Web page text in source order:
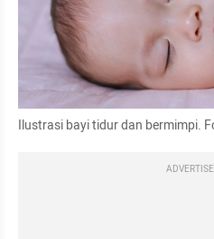
Ilustrasi bayi tidur dan bermimpi.